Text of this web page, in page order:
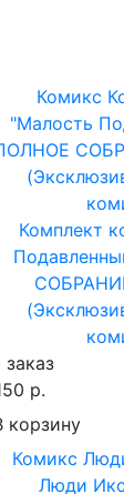
Комплект
р.
корзину
Люди